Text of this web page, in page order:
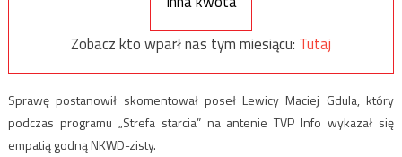
Zobacz kto wparł nas tym miesiącu: Tutaj
Sprawę postanowił skomentował poseł Lewicy Maciej Gdula, który
podczas programu „Strefa starcia” na antenie TVP Info wykazał się
empatią godną NKWD-zisty.